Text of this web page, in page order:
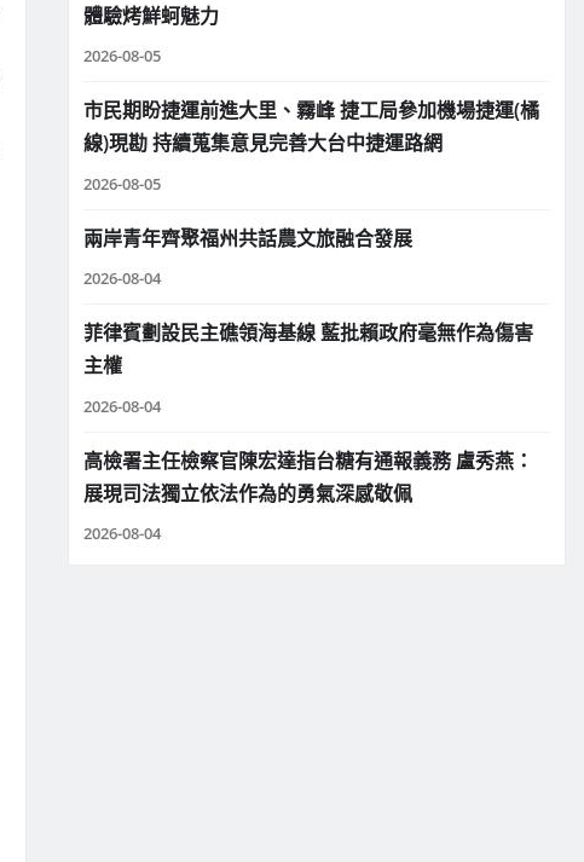
體驗烤鮮蚵魅力
2026-08-05
市民期盼捷運前進大里、霧峰 捷工局參加機場捷運(橘
線)現勘 持續蒐集意見完善大台中捷運路網
2026-08-05
兩岸青年齊聚福州共話農文旅融合發展
2026-08-04
菲律賓劃設民主礁領海基線 藍批賴政府毫無作為傷害
主權
2026-08-04
高檢署主任檢察官陳宏達指台糖有通報義務 盧秀燕：
展現司法獨立依法作為的勇氣深感敬佩
2026-08-04